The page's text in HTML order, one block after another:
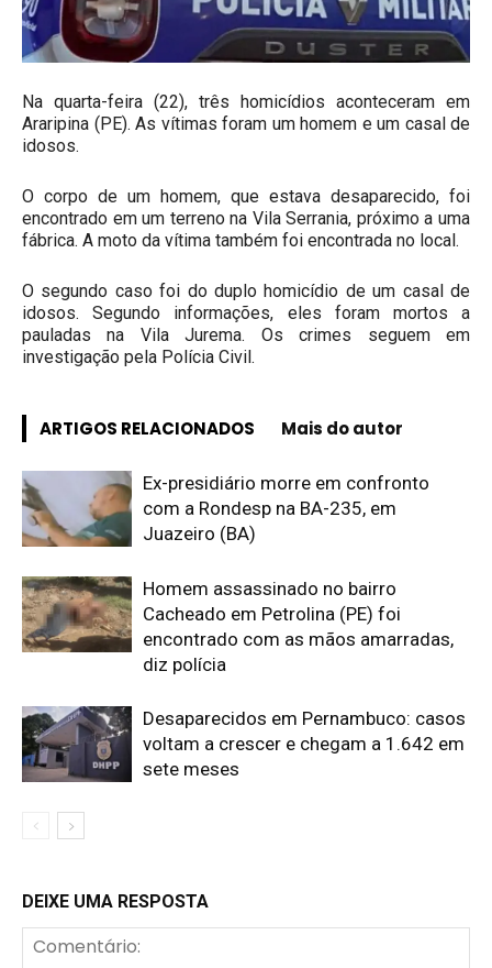
Na quarta-feira (22), três homicídios aconteceram em
Araripina (PE). As vítimas foram um homem e um casal de
idosos.
O corpo de um homem, que estava desaparecido, foi
encontrado em um terreno na Vila Serrania, próximo a uma
fábrica. A moto da vítima também foi encontrada no local.
O segundo caso foi do duplo homicídio de um casal de
idosos. Segundo informações, eles foram mortos a
pauladas na Vila Jurema. Os crimes seguem em
investigação pela Polícia Civil.
ARTIGOS RELACIONADOS Mais do autor
Ex-presidiário morre em confronto
com a Rondesp na BA-235, em
Juazeiro (BA)
Homem assassinado no bairro
Cacheado em Petrolina (PE) foi
encontrado com as mãos amarradas,
diz polícia
Desaparecidos em Pernambuco: casos
voltam a crescer e chegam a 1.642 em
sete meses
DEIXE UMA RESPOSTA